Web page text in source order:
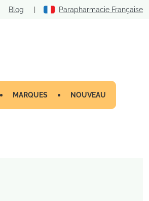
Blog | Parapharmacie Française
MARQUES NOUVEAU